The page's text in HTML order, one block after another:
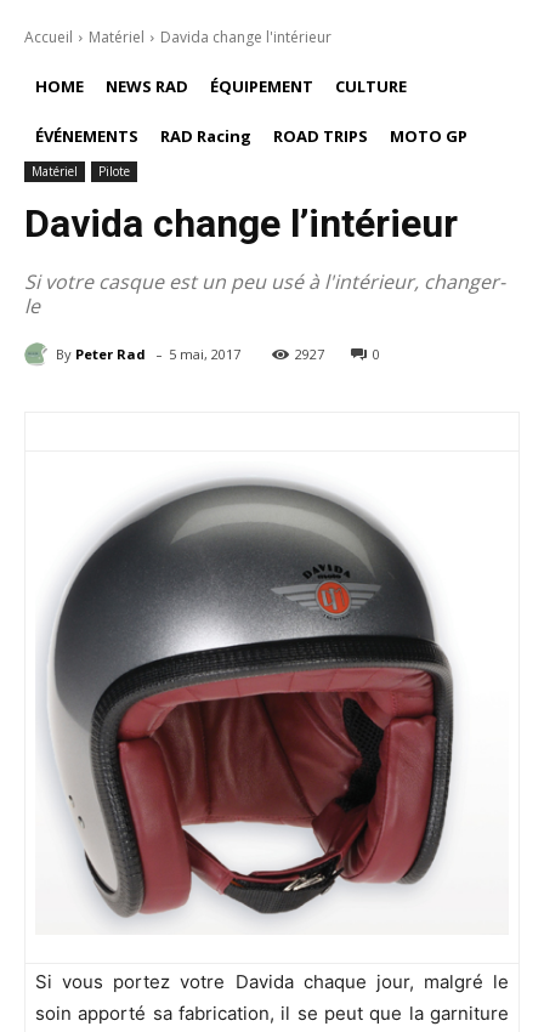
Accueil Matériel Davida change l'intérieur
HOME NEWS RAD ÉQUIPEMENT CULTURE
ÉVÉNEMENTS RAD Racing ROAD TRIPS MOTO GP
Matériel Pilote
Davida change l’intérieur
Si votre casque est un peu usé à l'intérieur, changer-
le
By Peter Rad - 5 mai, 2017 2927 0
Si vous portez votre Davida chaque jour, malgré le
soin apporté sa fabrication, il se peut que la garniture